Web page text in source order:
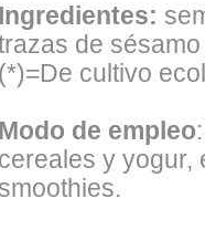
Ingredientes:
de
(*)=De cultivo
Modo de empleo
cereales y yogur,
smoothies.